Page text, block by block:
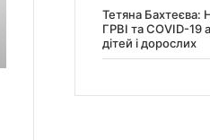
Тетяна Бахтеєва:
ГРВІ та COVID-19
дітей і дорослих